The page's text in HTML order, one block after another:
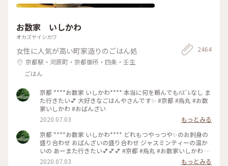
お数家 いしかわ
オカズヤイシカワ
女性に人気が高い町家造りのごはん処
京都駅・河原町・京都御所・四条・壬生
ごはん
2464
京都 ****お数家 いしかわ**** 本当に何を頼んでもﾊｽﾞﾚなし ま
た行きたい💕 大好きなごはんやさんです✨ #京都 #烏丸 #お数
家いしかわ #おばんざい
2020.07.03
もっとみる
京都 ****お数家 いしかわ**** どれもつやっつや✨のお刺身の
盛り合わせ おばんざいの盛り合わせ ジャスミンティーの温か
いの あーまた行きたい💕💕💕 #京都 #烏丸 #お数家いしかわ #
おばんざい #お刺身 #刺盛り #おばんざい盛り合わせ
2020.07.03
もっとみる